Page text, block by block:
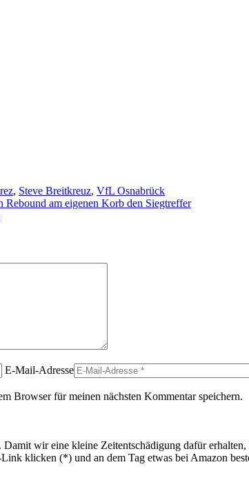
, Steve Breitkreuz, VfL Osnabrück
am eigenen Korb den Siegtreffer
E-Mail-Adresse
Browser für meinen nächsten Kommentar speichern.
wir eine kleine Zeitentschädigung dafür
klicken (*) und an dem Tag etwas bei Amazon